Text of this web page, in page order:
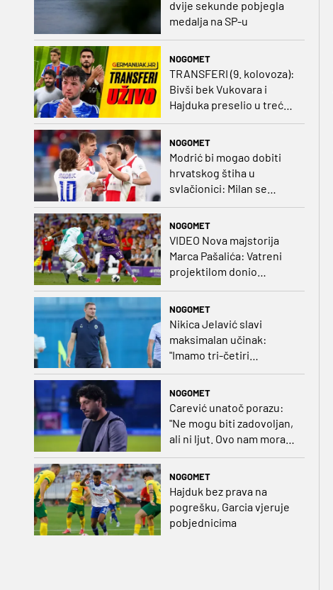
dvije sekunde pobjegla
medalja na SP-u
NOGOMET
TRANSFERI (9. kolovoza):
Bivši bek Vukovara i
Hajduka preselio u treću
ligu, đakovački 'sin vjetra'
NOGOMET
Modrić bi mogao dobiti
hrvatskog štiha u
svlačionici: Milan se
NOGOMET
VIDEO Nova majstorija
Marca Pašalića: Vatreni
projektilom donio
NOGOMET
Nikica Jelavić slavi
maksimalan učinak:
"Imamo tri-četiri
senatora koji vode naš
NOGOMET
Carević unatoč porazu:
"Ne mogu biti zadovoljan,
ali ni ljut. Ovo nam mora
NOGOMET
Hajduk bez prava na
pogrešku, Garcia vjeruje
pobjednicima